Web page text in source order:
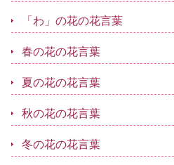
「わ」の花の花言葉
春の花の花言葉
夏の花の花言葉
秋の花の花言葉
冬の花の花言葉